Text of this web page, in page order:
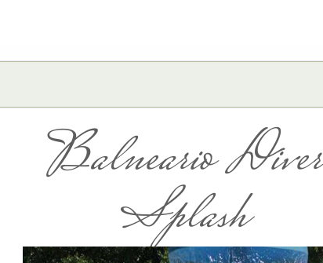
Balneario Diver
Splash